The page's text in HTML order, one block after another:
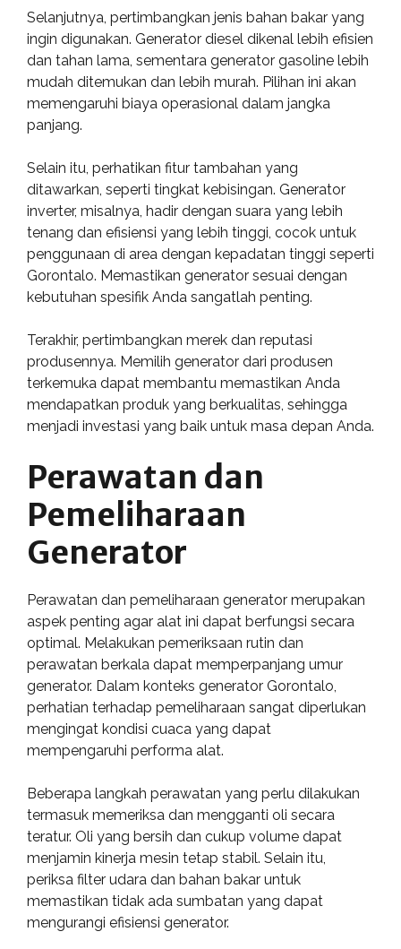
Selanjutnya, pertimbangkan jenis bahan bakar yang
ingin digunakan. Generator diesel dikenal lebih efisien
dan tahan lama, sementara generator gasoline lebih
mudah ditemukan dan lebih murah. Pilihan ini akan
memengaruhi biaya operasional dalam jangka
panjang.
Selain itu, perhatikan fitur tambahan yang
ditawarkan, seperti tingkat kebisingan. Generator
inverter, misalnya, hadir dengan suara yang lebih
tenang dan efisiensi yang lebih tinggi, cocok untuk
penggunaan di area dengan kepadatan tinggi seperti
Gorontalo. Memastikan generator sesuai dengan
kebutuhan spesifik Anda sangatlah penting.
Terakhir, pertimbangkan merek dan reputasi
produsennya. Memilih generator dari produsen
terkemuka dapat membantu memastikan Anda
mendapatkan produk yang berkualitas, sehingga
menjadi investasi yang baik untuk masa depan Anda.
Perawatan dan
Pemeliharaan
Generator
Perawatan dan pemeliharaan generator merupakan
aspek penting agar alat ini dapat berfungsi secara
optimal. Melakukan pemeriksaan rutin dan
perawatan berkala dapat memperpanjang umur
generator. Dalam konteks generator Gorontalo,
perhatian terhadap pemeliharaan sangat diperlukan
mengingat kondisi cuaca yang dapat
mempengaruhi performa alat.
Beberapa langkah perawatan yang perlu dilakukan
termasuk memeriksa dan mengganti oli secara
teratur. Oli yang bersih dan cukup volume dapat
menjamin kinerja mesin tetap stabil. Selain itu,
periksa filter udara dan bahan bakar untuk
memastikan tidak ada sumbatan yang dapat
mengurangi efisiensi generator.